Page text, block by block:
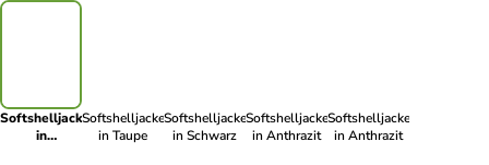
Softshelljacke
in
Softshelljacke
in Taupe
Softshelljacke
in Schwarz
Softshelljacke
in Anthrazit
Softshelljacke
in Anthrazit